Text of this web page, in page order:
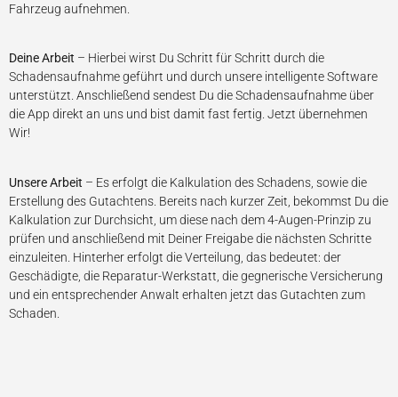
Fahrzeug aufnehmen.
Deine Arbeit – Hierbei wirst Du Schritt für Schritt durch die
Schadensaufnahme geführt und durch unsere intelligente Software
unterstützt. Anschließend sendest Du die Schadensaufnahme über
die App direkt an uns und bist damit fast fertig. Jetzt übernehmen
Wir!
Unsere Arbeit – Es erfolgt die Kalkulation des Schadens, sowie die
Erstellung des Gutachtens. Bereits nach kurzer Zeit, bekommst Du die
Kalkulation zur Durchsicht, um diese nach dem 4-Augen-Prinzip zu
prüfen und anschließend mit Deiner Freigabe die nächsten Schritte
einzuleiten. Hinterher erfolgt die Verteilung, das bedeutet: der
Geschädigte, die Reparatur-Werkstatt, die gegnerische Versicherung
und ein entsprechender Anwalt erhalten jetzt das Gutachten zum
Schaden.